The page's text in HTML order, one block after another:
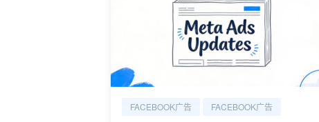
FACEBOOK广告 FACEBOOK广告